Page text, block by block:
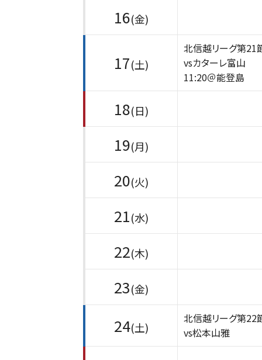
16(金)
17(土)
北信越リーグ第21
vsカターレ富山
11:20＠能登島
18(日)
19(月)
20(火)
21(水)
22(木)
23(金)
24(土)
北信越リーグ第22
vs松本山雅